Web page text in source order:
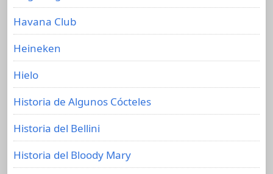
Havana Club
Heineken
Hielo
Historia de Algunos Cócteles
Historia del Bellini
Historia del Bloody Mary